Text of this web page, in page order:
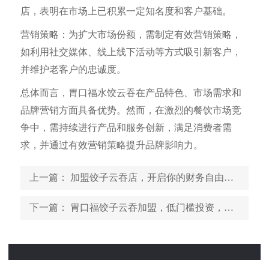
店，表明在市场上已积累一定知名度和客户基础。
营销策略：为扩大市场份额，需制定有效营销策略，
如利用社交媒体、线上线下活动等方式吸引新客户，
并维护老客户的忠诚度。
总体而言，胃口福水饺云吞在产品特色、市场需求和
品牌营销方面具备优势。然而，在激烈的餐饮市场竞
争中，需持续进行产品和服务创新，满足消费者需
求，并通过有效营销策略提升品牌影响力。
上一篇 ： 加盟饺子云吞店，开启你的财务自由之路
下一篇 ： 胃口福饺子云吞加盟，低门槛投资，高盈利潜力